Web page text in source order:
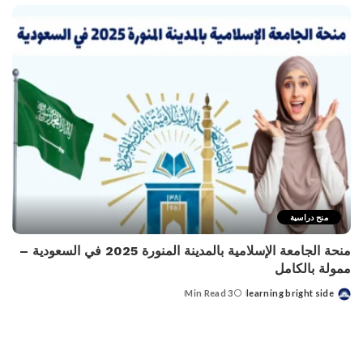
منح دراسية
منحة الجامعة الإسلامية بالمدينة المنورة 2025 في السعودية –
ممولة بالكامل
Posted
learning bright side
3 Min Read